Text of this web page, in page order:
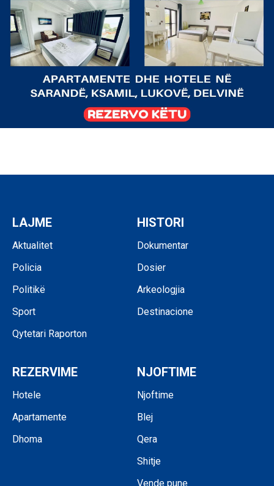
LAJME
Aktualitet
Policia
Politikë
Sport
Qytetari Raporton
HISTORI
Dokumentar
Dosier
Arkeologjia
Destinacione
REZERVIME
Hotele
Apartamente
Dhoma
NJOFTIME
Njoftime
Blej
Qera
Shitje
Vende pune